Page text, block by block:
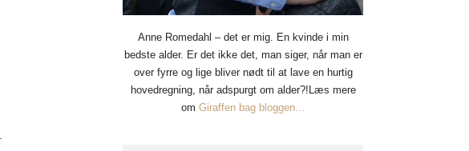
Anne Romedahl – det er mig. En kvinde i min
bedste alder. Er det ikke det, man siger, når man er
over fyrre og lige bliver nødt til at lave en hurtig
hovedregning, når adspurgt om alder?!Læs mere
om Giraffen bag bloggen...